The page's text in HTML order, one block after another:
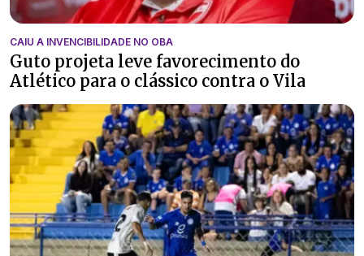
CAIU A INVENCIBILIDADE NO OBA
Guto projeta leve favorecimento do
Atlético para o clássico contra o Vila